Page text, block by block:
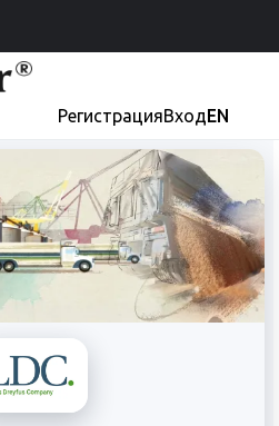
РегистрацияВходEN